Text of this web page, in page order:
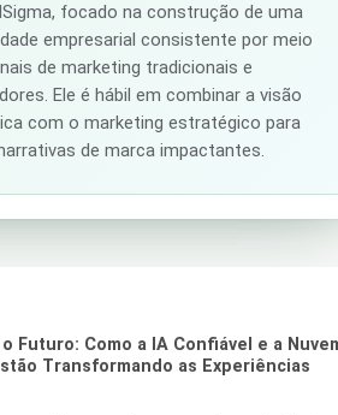
focado na construção de uma
empresarial consistente por meio
de marketing tradicionais e
Ele é hábil em combinar a visão
com o marketing estratégico para
de marca impactantes.
Futuro: Como a IA Confiável e a
Transformando as Experiências